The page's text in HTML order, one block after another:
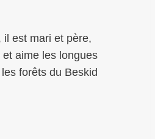
il est mari et père,
aime les longues
forêts du Beskid